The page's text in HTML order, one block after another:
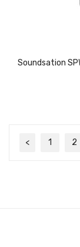
< 1 2